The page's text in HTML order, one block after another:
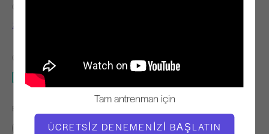
Tam antrenman için
ÜCRETSIZ DENEMENIZI BAŞLATIN
ÖĞRETMEN
Zoë Hagler
GEREKLI EKIPMAN
Mat
BENZER SINIFLARI BULUN
0 - 10 dakika
Mat